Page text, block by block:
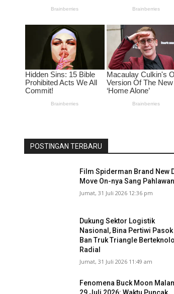
POSTINGAN TERBARU
Film Spiderman Brand New
Move On-nya Sang Pahlawan
Jumat, 31 Juli 2026 12:36 pm
Dukung Sektor Logistik
Nasional, Bina Pertiwi Pasok
Ban Truk Triangle
Radial
Jumat, 31 Juli 2026 11:49 am
Fenomena Buck Moon